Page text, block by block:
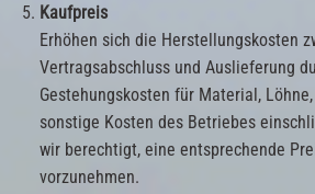
Kaufpreis
Erhöhen sich die Herstellungskosten
Vertragsabschluss und Auslieferung
Gestehungskosten für Material,
sonstige Kosten des Betriebes
wir berechtigt, eine entsprechende
vorzunehmen.